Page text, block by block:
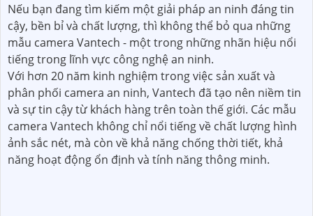
Nếu bạn đang tìm kiếm một giải pháp an ninh đáng tin
cậy, bền bỉ và chất lượng, thì không thể bỏ qua những
mẫu camera Vantech - một trong những nhãn hiệu nổi
tiếng trong lĩnh vực công nghệ an ninh.
Với hơn 20 năm kinh nghiệm trong việc sản xuất và
phân phối camera an ninh, Vantech đã tạo nên niềm tin
và sự tin cậy từ khách hàng trên toàn thế giới. Các mẫu
camera Vantech không chỉ nổi tiếng về chất lượng hình
ảnh sắc nét, mà còn về khả năng chống thời tiết, khả
năng hoạt động ổn định và tính năng thông minh.